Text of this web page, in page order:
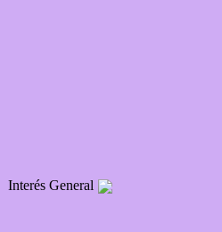
Interés General